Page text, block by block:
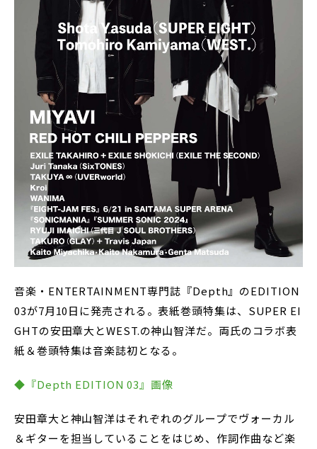
音楽・ENTERTAINMENT専門誌『Depth』のEDITION
03が7月10日に発売される。表紙巻頭特集は、SUPER EI
GHTの安田章大とWEST.の神山智洋だ。両氏のコラボ表
紙＆巻頭特集は音楽誌初となる。
◆『Depth EDITION 03』画像
安田章大と神山智洋はそれぞれのグループでヴォーカル
＆ギターを担当していることをはじめ、作詞作曲など楽